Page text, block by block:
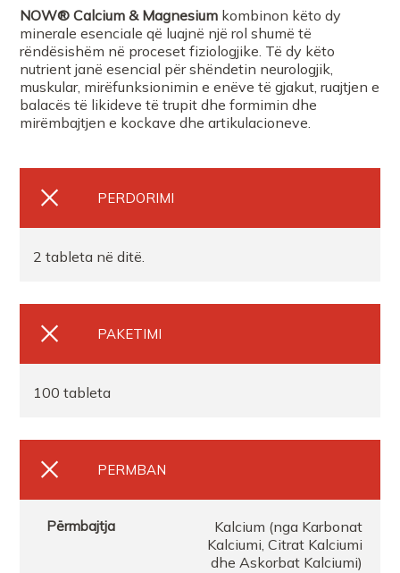
Farmaci Premium
FARMACI XHULIOVLORE
Farmaci Anxhela Rama
Farmaci Nr 3 Idajet CaneSR
Farmaci ORANGE farmaci 056
FARMACI NARDITR
FARMACI DAJA2
FARMACI FARMACITYFISHTA 1
NOW® Calcium & Magnesium kombinon këto dy
minerale esenciale që luajnë një rol shumë të
rëndësishëm në proceset fiziologjike. Të dy këto
nutrient janë esencial për shëndetin neurologjik,
muskular, mirëfunksionimin e enëve të gjakut, ruajtjen e
balacës të likideve të trupit dhe formimin dhe
mirëmbajtjen e kockave dhe artikulacioneve.
PERDORIMI
2 tableta në ditë.
PAKETIMI
100 tableta
PERMBAN
Kalcium (nga Karbonat
Kalciumi, Citrat Kalciumi
dhe Askorbat Kalciumi)